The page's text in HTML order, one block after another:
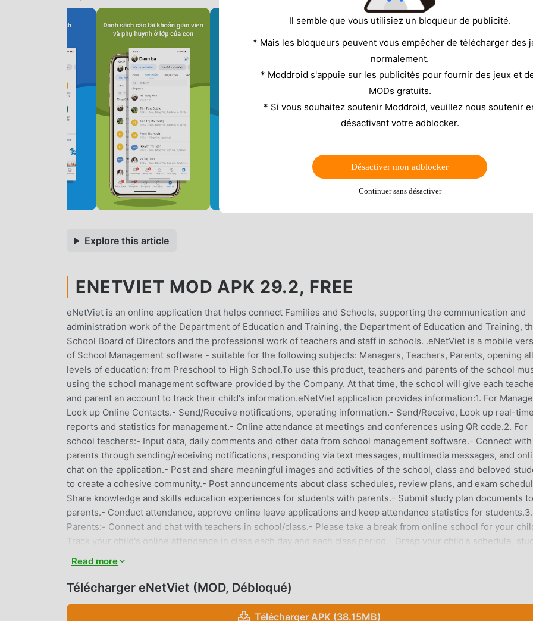
Explore this article
ENETVIET MOD APK 29.2, FREE
eNetViet is an online application that helps connect Families and Schools, supporting the communication and
administration work of the Department of Education and Training, the Department of Education and Training,
School Board of Directors and the professional work of teachers and staff in schools. .eNetViet is a mobile
of School Management software - suitable for the following subjects: Managers, Teachers, Parents, opening all
levels of education: from Preschool to High School.To use this product, teachers and parents of the school
using the school management software provided by the Company. At that time, the school will give each
and parent an account to track their child's information.eNetViet application provides information:1. For
Look up Online Contacts.- Send/Receive notifications, operating information.- Send/Receive, Look up real-time
reports and statistics for management.- Online attendance at meetings and conferences using QR code.2. For
school teachers:- Input data, daily comments and other data from school management software.- Connect with
parents through sending/receiving notifications, responding via text messages, multimedia messages, and
chat on the application.- Post and share meaningful images and activities of the school, class and beloved
to create a cohesive community.- Post announcements about class schedules, review plans, and exam
Share knowledge and skills education experiences for students with parents.- Submit study plan documents to
parents.- Conduct attendance, approve online leave applications and keep attendance statistics for
Parents:- Connect and chat with teachers in school/class.- Please take a break from online school for your
Track your child's online attendance in class each day and each class period.- Grasp your child's schedule,
homework from students.- Look up your child's learning and training results online.- Feel and save the images
wonderful moments of your child at school.
Read more
Télécharger eNetViet (MOD, Débloqué)
Télécharger APK (38.15MB)
Il semble que vous utilisiez un bloqueur de publicité.
* Mais les bloqueurs peuvent vous empêcher de télécharger des
normalement.
* Moddroid s'appuie sur les publicités pour fournir des jeux et
MODs gratuits.
* Si vous souhaitez soutenir Moddroid, veuillez nous soutenir
désactivant votre adblocker.
Désactiver mon adblocker
Continuer sans désactiver